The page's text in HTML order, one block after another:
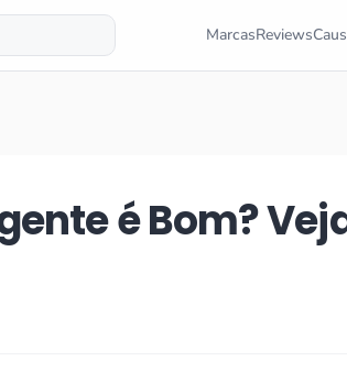
MarcasReviews
é Bom?